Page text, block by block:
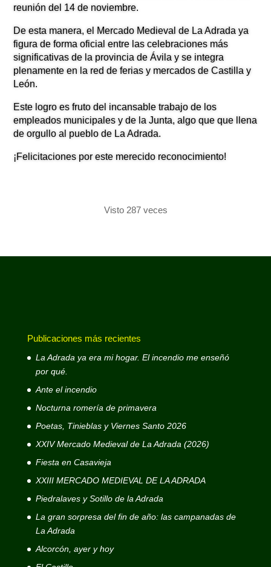
reunión del 14 de noviembre.
De esta manera, el Mercado Medieval de La Adrada ya
figura de forma oficial entre las celebraciones más
significativas de la provincia de Ávila y se integra
plenamente en la red de ferias y mercados de Castilla y
León.
Este logro es fruto del incansable trabajo de los
empleados municipales y de la Junta, algo que que llena
de orgullo al pueblo de La Adrada.
¡Felicitaciones por este merecido reconocimiento!
Visto 287 veces
Publicaciones más recientes
La Adrada ya era mi hogar. El incendio me enseñó
por qué.
Ante el incendio
Nocturna romería de primavera
Poetas, Tinieblas y Viernes Santo 2026
XXIV Mercado Medieval de La Adrada (2026)
Fiesta en Casavieja
XXIII MERCADO MEDIEVAL DE LA ADRADA
Piedralaves y Sotillo de la Adrada
La gran sorpresa del fin de año: las campanadas de
La Adrada
Alcorcón, ayer y hoy